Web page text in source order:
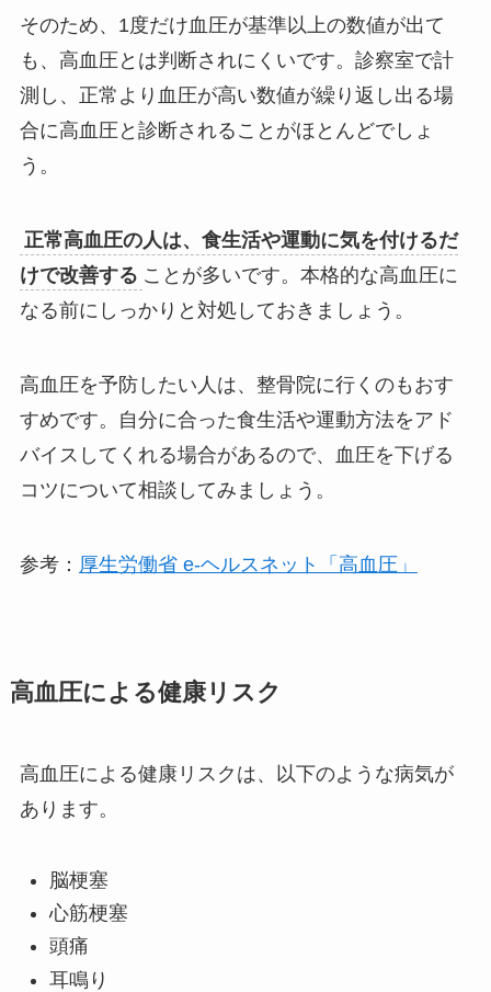
そのため、1度だけ血圧が基準以上の数値が出て
も、高血圧とは判断されにくいです。診察室で計
測し、正常より血圧が高い数値が繰り返し出る場
合に高血圧と診断されることがほとんどでしょ
う。
正常高血圧の人は、食生活や運動に気を付けるだ
けで改善する ことが多いです。本格的な高血圧に
なる前にしっかりと対処しておきましょう。
高血圧を予防したい人は、整骨院に行くのもおす
すめです。自分に合った食生活や運動方法をアド
バイスしてくれる場合があるので、血圧を下げる
コツについて相談してみましょう。
参考： 厚生労働省 e-ヘルスネット「高血圧」
高血圧による健康リスク
高血圧による健康リスクは、以下のような病気が
あります。
脳梗塞
心筋梗塞
頭痛
耳鳴り